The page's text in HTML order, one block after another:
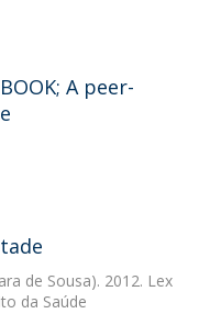
A peer-
de Sousa). 2012. Lex
da Saúde